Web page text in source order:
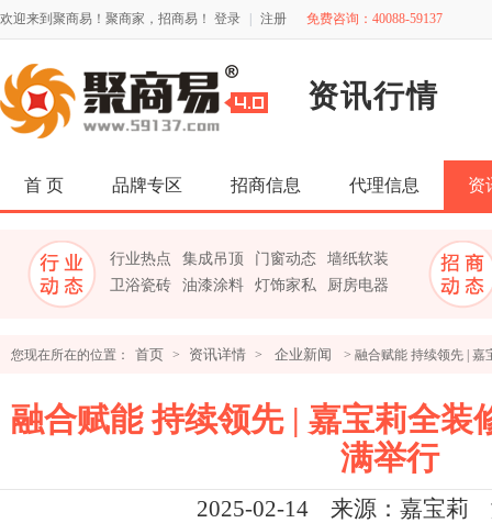
欢迎来到聚商易！聚商家，招商易！ 登录 注册 免费咨询：40088-59137
资讯行情
首 页 品牌专区 招商信息 代理信息 资
行业热点 集成吊顶 门窗动态
墙纸软装
卫浴瓷砖
油漆涂料 灯饰家私 厨房电器
您现在所在的位置： 首页 > 资讯详情 > 企业新闻 > 融合赋能 持续领先 | 嘉
融合赋能 持续领先 | 嘉宝莉全装
满举行
2025-02-14 来源：嘉宝莉